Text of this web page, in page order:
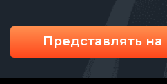
Представлять